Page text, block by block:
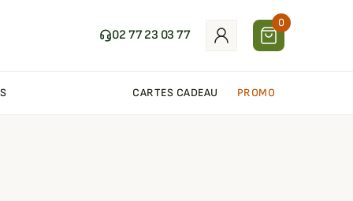
02 77 23 03 77
0
CARTES CADEAU PROMO